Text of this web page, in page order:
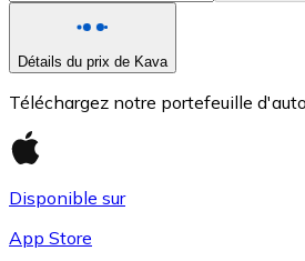
Détails du prix de Kava
Téléchargez notre portefeuille
Disponible sur
App Store